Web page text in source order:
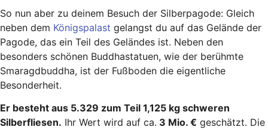
So nun aber zu deinem Besuch der Silberpagode: Gleich
neben dem Königspalast gelangst du auf das Gelände der
Pagode, das ein Teil des Geländes ist. Neben den
besonders schönen Buddhastatuen, wie der berühmte
Smaragdbuddha, ist der Fußboden die eigentliche
Besonderheit.
Er besteht aus 5.329 zum Teil 1,125 kg schweren
Silberfliesen. Ihr Wert wird auf ca. 3 Mio. € geschätzt. Die